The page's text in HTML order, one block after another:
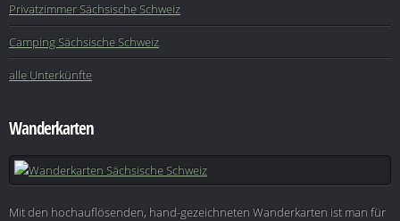
Privatzimmer Sächsische Schweiz
Camping Sächsische Schweiz
alle Unterkünfte
Wanderkarten
Mit den hochauflösenden, hand-gezeichneten Wanderkarten ist man für